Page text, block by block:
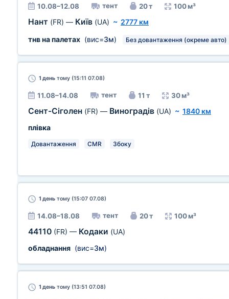
10.08–12.08 тент 20 т 100 м³
Нант (FR) — Київ (UA) ~ 2777 км
тнв на палетах (вис=3м) Без довантаження (окреме авто)
1 день тому (15:11 07.08)
11.08–14.08 тент 11 т 30 м³
Сент-Сіголен (FR) — Виноградів (UA) ~ 1840 км
плівка
Довантаження CMR Збоку
1 день тому (15:07 07.08)
14.08–18.08 тент 20 т 100 м³
44110 (FR) — Кодаки (UA)
обладнання (вис=3м)
1 день тому (13:51 07.08)